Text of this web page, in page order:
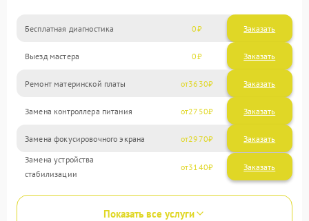
Бесплатная диагностика 0 Заказать
Выезд мастера 0 Заказать
Ремонт материнской платы 3630
Замена контроллера питания 2750
Замена фокусировочного экрана 2970
Замена устройства
стабилизации
3140
Показать все услуги